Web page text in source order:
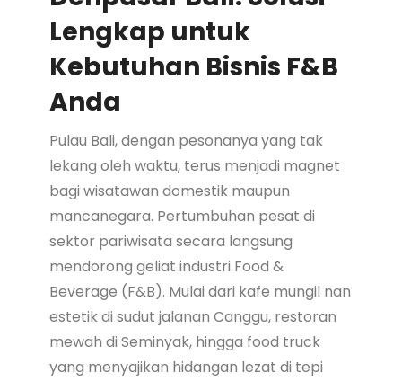
Lengkap untuk
Kebutuhan Bisnis F&B
Anda
Pulau Bali, dengan pesonanya yang tak
lekang oleh waktu, terus menjadi magnet
bagi wisatawan domestik maupun
mancanegara. Pertumbuhan pesat di
sektor pariwisata secara langsung
mendorong geliat industri Food &
Beverage (F&B). Mulai dari kafe mungil nan
estetik di sudut jalanan Canggu, restoran
mewah di Seminyak, hingga food truck
yang menyajikan hidangan lezat di tepi